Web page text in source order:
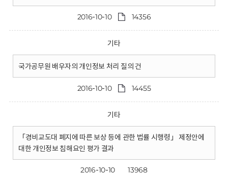
2016-10-10 14356
기타
국가공무원 배우자의 개인정보 처리 질의 건
2016-10-10 14455
기타
「경비교도대 폐지에 따른 보상 등에 관한 법률 시행령」 제정안에
대한 개인정보 침해요인 평가 결과
2016-10-10 13968